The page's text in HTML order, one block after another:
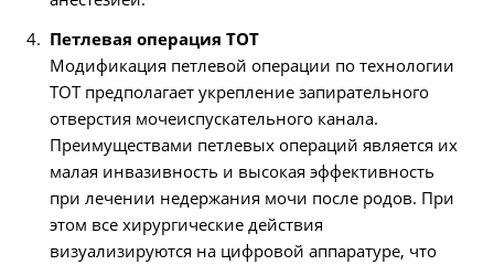
Петлевая операция TOT
Модификация петлевой операции по технологии
TOT предполагает укрепление запирательного
отверстия мочеиспускательного канала.
Преимуществами петлевых операций является их
малая инвазивность и высокая эффективность
при лечении недержания мочи после родов. При
этом все хирургические действия
визуализируются на цифровой аппаратуре, что